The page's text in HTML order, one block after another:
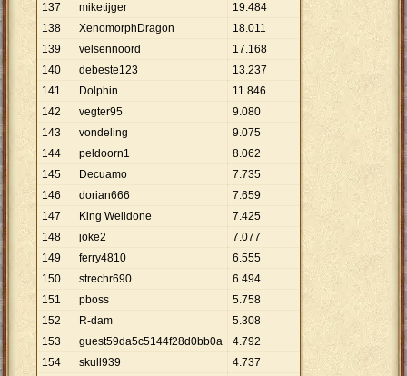
137
miketijger 19.484
138
XenomorphDragon 18.011
139
velsennoord 17.168
140
debeste123 13.237
141
Dolphin 11.846
142
vegter95 9.080
143
vondeling 9.075
144
peldoorn1 8.062
145
Decuamo 7.735
146
dorian666 7.659
147
King Welldone 7.425
148
joke2 7.077
149
ferry4810 6.555
150
strechr690 6.494
151
pboss 5.758
152
R-dam 5.308
153
guest59da5c5144f28d0bb0a 4.792
154
skull939 4.737